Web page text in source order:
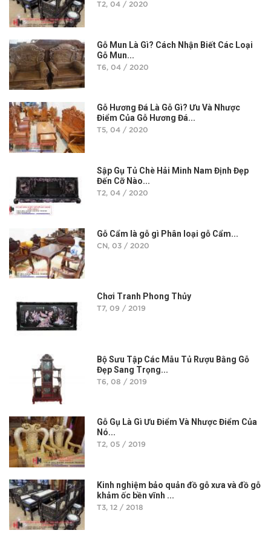
T2, 04 / 2020
Gỗ Mun Là Gì? Cách Nhận Biết Các Loại
Gỗ Mun...
T6, 04 / 2020
Gỗ Hương Đá Là Gỗ Gì? Ưu Và Nhược
Điểm Của Gỗ Hương Đá...
T5, 04 / 2020
Sập Gụ Tủ Chè Hải Minh Nam Định Đẹp
Đến Cỡ Nào...
T2, 04 / 2020
Gỗ Cẩm là gỗ gì Phân loại gỗ Cẩm...
CN, 03 / 2020
Chơi Tranh Phong Thủy
T7, 09 / 2019
Bộ Sưu Tập Các Mẫu Tủ Rượu Bằng Gỗ
Đẹp Sang Trọng...
T6, 08 / 2019
Gỗ Gụ Là Gì Ưu Điểm Và Nhược Điểm Của
Nó...
T2, 05 / 2019
Kinh nghiệm bảo quản đồ gỗ xưa và đồ gỗ
khảm ốc bền vĩnh ...
T3, 12 / 2018